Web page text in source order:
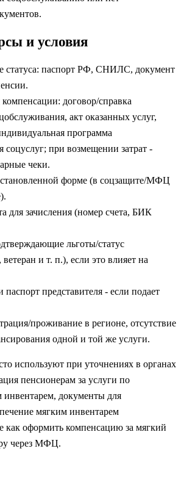
и условия
статуса: паспорт РФ, СНИЛС, документ
договор/справка
акт оказанных услуг,
программа
соцуслуг; при возмещении затрат -
чеки.
форме (в соцзащите/МФЦ
для зачисления (номер счета, БИК
льготы/статус
и т. п.), если это влияет на
паспорт представителя - если подает
проживание в регионе, отсутствие
одной и той же услуги.
используют при уточнениях в органах
пенсионерам за услуги по
документы для
мягким инвентарем
как оформить компенсацию за мягкий
через МФЦ.